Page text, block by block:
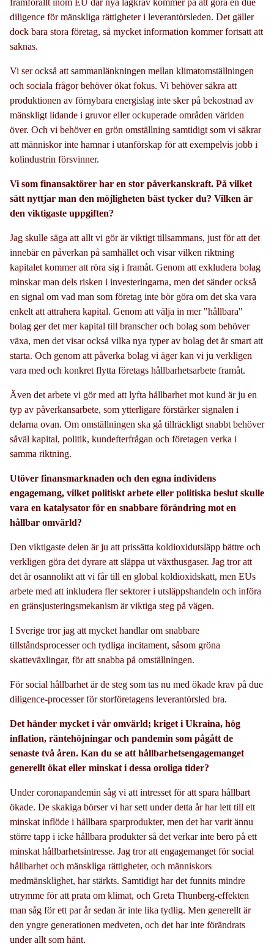
framförallt inom EU där nya lagkrav kommer på att göra en due
diligence för mänskliga rättigheter i leverantörsleden. Det gäller
dock bara stora företag, så mycket information kommer fortsatt att
saknas.
Vi ser också att sammanlänkningen mellan klimatomställningen
och sociala frågor behöver ökat fokus. Vi behöver säkra att
produktionen av förnybara energislag inte sker på bekostnad av
mänskligt lidande i gruvor eller ockuperade områden världen
över. Och vi behöver en grön omställning samtidigt som vi säkrar
att människor inte hamnar i utanförskap för att exempelvis jobb i
kolindustrin försvinner.
Vi som finansaktörer har en stor påverkanskraft. På vilket
sätt nyttjar man den möjligheten bäst tycker du? Vilken är
den viktigaste uppgiften?
Jag skulle säga att allt vi gör är viktigt tillsammans, just för att det
innebär en påverkan på samhället och visar vilken riktning
kapitalet kommer att röra sig i framåt. Genom att exkludera bolag
minskar man dels risken i investeringarna, men det sänder också
en signal om vad man som företag inte bör göra om det ska vara
enkelt att attrahera kapital. Genom att välja in mer "hållbara"
bolag ger det mer kapital till branscher och bolag som behöver
växa, men det visar också vilka nya typer av bolag det är smart att
starta. Och genom att påverka bolag vi äger kan vi ju verkligen
vara med och konkret flytta företags hållbarhetsarbete framåt.
Även det arbete vi gör med att lyfta hållbarhet mot kund är ju en
typ av påverkansarbete, som ytterligare förstärker signalen i
delarna ovan. Om omställningen ska gå tillräckligt snabbt behöver
såväl kapital, politik, kundefterfrågan och företagen verka i
samma riktning.
Utöver finansmarknaden och den egna individens
engagemang, vilket politiskt arbete eller politiska beslut skulle
vara en katalysator för en snabbare förändring mot en
hållbar omvärld?
Den viktigaste delen är ju att prissätta koldioxidutsläpp bättre och
verkligen göra det dyrare att släppa ut växthusgaser. Jag tror att
det är osannolikt att vi får till en global koldioxidskatt, men EUs
arbete med att inkludera fler sektorer i utsläppshandeln och införa
en gränsjusteringsmekanism är viktiga steg på vägen.
I Sverige tror jag att mycket handlar om snabbare
tillståndsprocesser och tydliga incitament, såsom gröna
skatteväxlingar, för att snabba på omställningen.
För social hållbarhet är de steg som tas nu med ökade krav på due
diligence-processer för storföretagens leverantörsled bra.
Det händer mycket i vår omvärld; kriget i Ukraina, hög
inflation, räntehöjningar och pandemin som pågått de
senaste två åren. Kan du se att hållbarhetsengagemanget
generellt ökat eller minskat i dessa oroliga tider?
Under coronapandemin såg vi att intresset för att spara hållbart
ökade. De skakiga börser vi har sett under detta år har lett till ett
minskat inflöde i hållbara sparprodukter, men det har varit ännu
större tapp i icke hållbara produkter så det verkar inte bero på ett
minskat hållbarhetsintresse. Jag tror att engagemanget för social
hållbarhet och mänskliga rättigheter, och människors
medmänsklighet, har stärkts. Samtidigt har det funnits mindre
utrymme för att prata om klimat, och Greta Thunberg-effekten
man såg för ett par år sedan är inte lika tydlig. Men generellt är
den yngre generationen medveten, och det har inte förändrats
under allt som hänt.